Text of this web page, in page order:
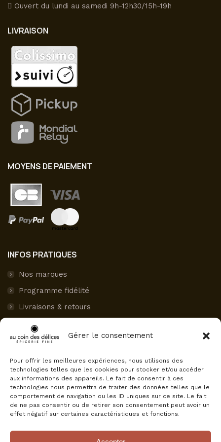
Gérer le consentement
Pour offrir les meilleures expériences, nous utilisons des
technologies telles que les cookies pour stocker et/ou accéder
aux informations des appareils. Le fait de consentir à ces
technologies nous permettra de traiter des données telles que le
comportement de navigation ou les ID uniques sur ce site. Le fait
de ne pas consentir ou de retirer son consentement peut avoir un
effet négatif sur certaines caractéristiques et fonctions.
Ouvert du lundi au samedi 9h-12h30/15h-19h
LIVRAISON
MOYENS DE PAIEMENT
INFOS PRATIQUES
Nos marques
Programme fidélité
Livraisons & retours
Paiement sécurisé
Mon compte
AVIS CLIENTS
Au Coin des Délices
4.5
Basé sur 75 avis
powered byGoogle